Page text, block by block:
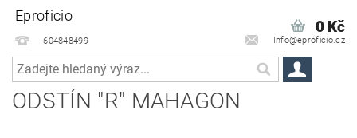
Eproficio
604848499 Info@eproficio.cz
0 Kč
ODSTÍN "R" MAHAGON